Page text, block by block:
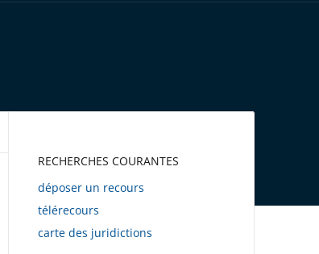
RECHERCHES COURANTES
déposer un recours
télérecours
carte des juridictions